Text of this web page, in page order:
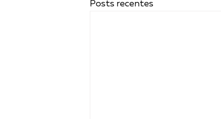
Posts recentes